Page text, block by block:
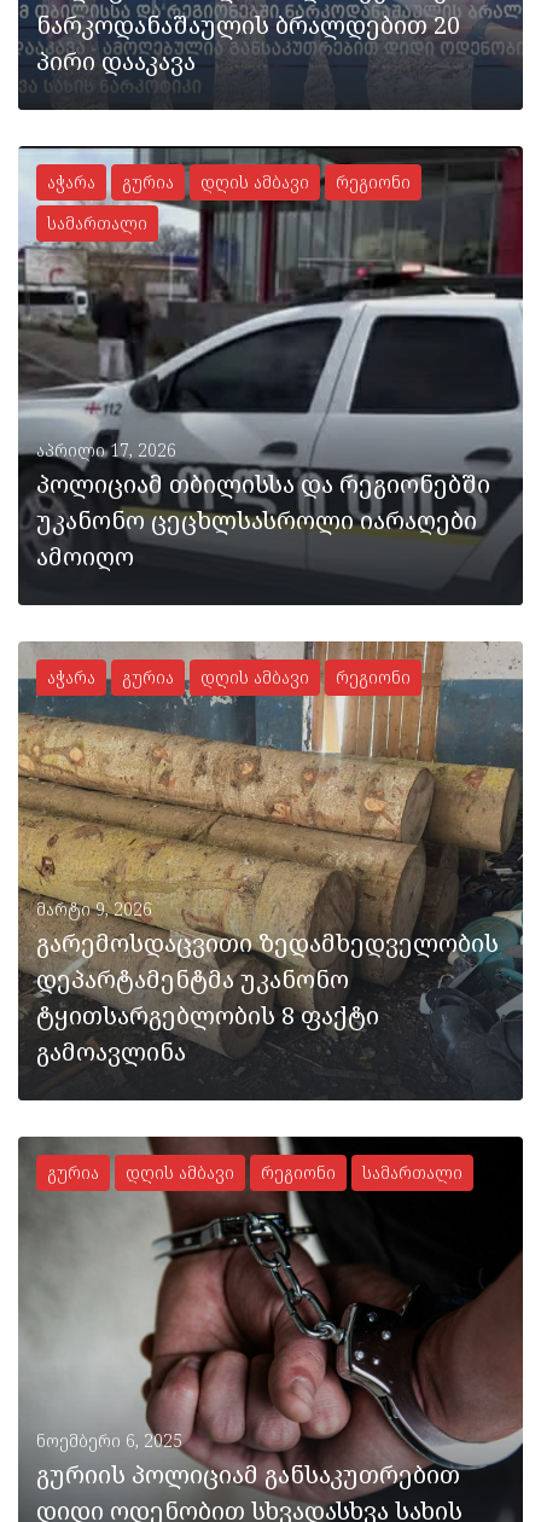
ნარკოდანაშაულის ბრალდებით 20
პირი დააკავა
ᲡᲠᲣᲚᲐᲓ
აჭარა გურია დღის ამბავი
რეგიონი
სამართალი
აპრილი 17, 2026
პოლიციამ თბილისსა და რეგიონებში
უკანონო ცეცხლსასროლი იარაღები
ამოიღო
ᲡᲠᲣᲚᲐᲓ
აჭარა გურია დღის ამბავი რეგიონი
მარტი 9, 2026
გარემოსდაცვითი ზედამხედველობის
დეპარტამენტმა უკანონო
ტყითსარგებლობის 8 ფაქტი
გამოავლინა
გურია დღის ამბავი რეგიონი სამართალი
ნოემბერი 6, 2025
გურიის პოლიციამ განსაკუთრებით
დიდი ოდენობით სხვადასხვა სახის